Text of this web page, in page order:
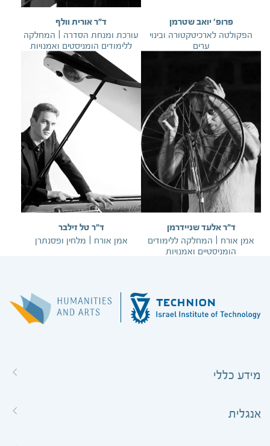
פרופ' יואב שטרמן
הפקולטה לארכיטקטורה ובינוי
ערים
ד"ר אורית וולף
עורכת ומנחת הסדרה | המחלקה
ללימודים הומניסטים ואמנויות
ד"ר אלעד שניידרמן
אמן אורח | המחלקה ללימודים
הומניסטיים ואמנויות
ד"ר טל זילבר
אמן אורח | מלחין ופסנתרן
מידע כללי
אנגלית